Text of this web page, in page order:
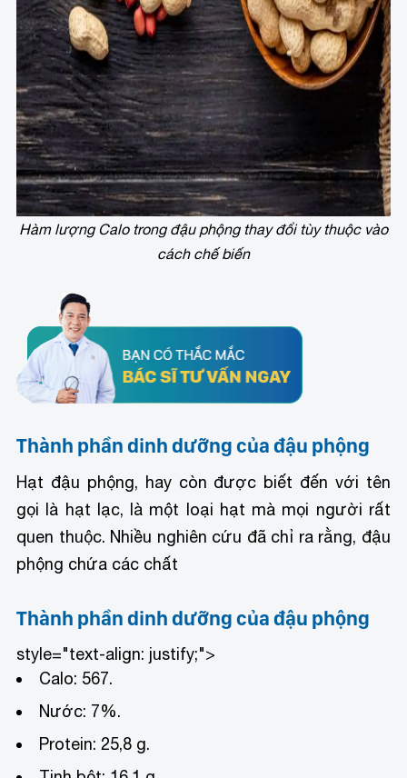
Hàm lượng Calo trong đậu phộng thay đổi tùy thuộc vào
cách chế biến
Thành phần dinh dưỡng của đậu phộng
Hạt đậu phộng, hay còn được biết đến với tên
gọi là hạt lạc, là một loại hạt mà mọi người rất
quen thuộc. Nhiều nghiên cứu đã chỉ ra rằng, đậu
phộng chứa các chất
Thành phần dinh dưỡng của đậu phộng
style="text-align: justify;">
Calo: 567.
Nước: 7%.
Protein: 25,8 g.